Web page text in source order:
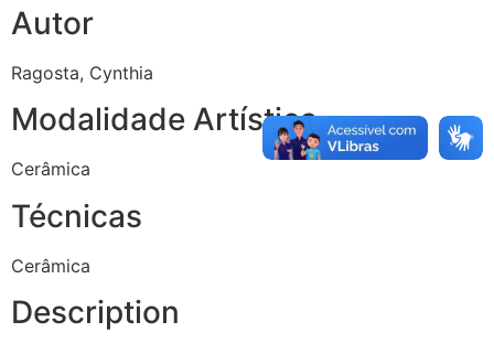
Autor
Ragosta, Cynthia
Modalidade Artística
Cerâmica
Técnicas
Cerâmica
Description